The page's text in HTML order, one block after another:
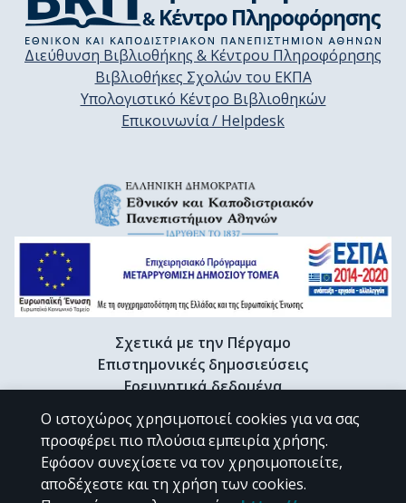
Διεύθυνση Βιβλιοθήκης & Κέντρου Πληροφόρησης
Βιβλιοθήκες Σχολών του ΕΚΠΑ
Υπολογιστικό Κέντρο Βιβλιοθηκών
Επικοινωνία / Helpdesk
Σχετικά με την Πέργαμο
Επιστημονικές δημοσιεύσεις
Ερευνητικά δεδομένα
Διδακτορικές διατριβές & Γκρίζα βιβλιογραφία
Προφίλ Ερευνητή
CC BY-NC 4.0
Ο ιστοχώρος χρησιμοποιεί cookies για να σας
προσφέρει πιο πλούσια εμπειρία χρήσης.
Εφόσον συνεχίσετε να τον χρησιμοποιείτε,
αποδέχεστε και τη χρήση των cookies.